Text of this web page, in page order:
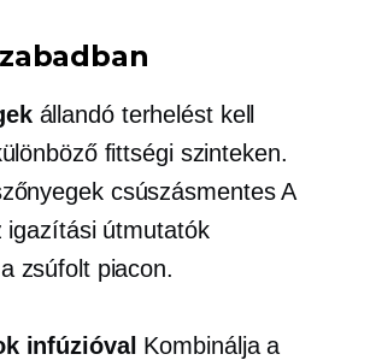
állandó terhelést kell
fittségi szinteken.
csúszásmentesA
igazítási útmutatók
zsúfolt piacon.
infúzióval Kombinálja a